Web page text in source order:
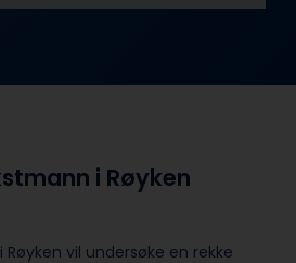
i Røyken
vil undersøke en rekke